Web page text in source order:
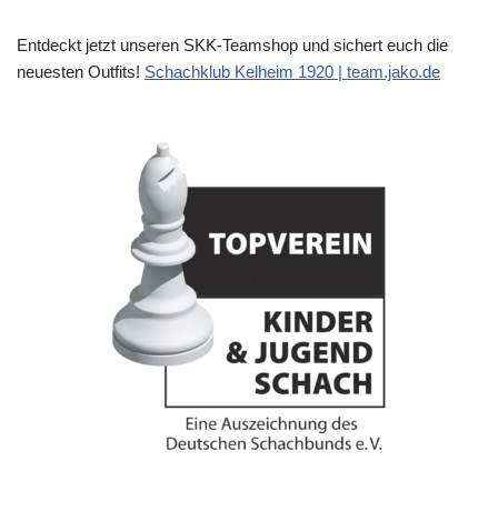
Entdeckt jetzt unseren SKK-Teamshop und sichert euch die
neuesten Outfits! Schachklub Kelheim 1920 | team.jako.de